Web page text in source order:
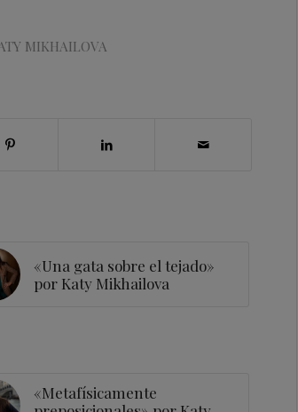
MIKHAILOVA
«Una gata sobre el tejado»
por Katy Mikhailova
«Metafísicamente